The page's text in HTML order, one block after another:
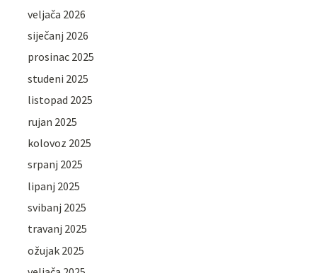
veljača 2026
siječanj 2026
prosinac 2025
studeni 2025
listopad 2025
rujan 2025
kolovoz 2025
srpanj 2025
lipanj 2025
svibanj 2025
travanj 2025
ožujak 2025